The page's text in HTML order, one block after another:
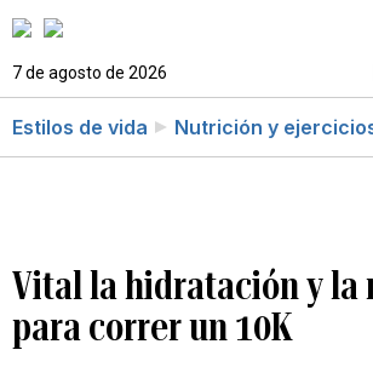
7 de agosto de 2026
Estilos de vida Nutrición y
Vital la hidratación y la
para correr un 10K